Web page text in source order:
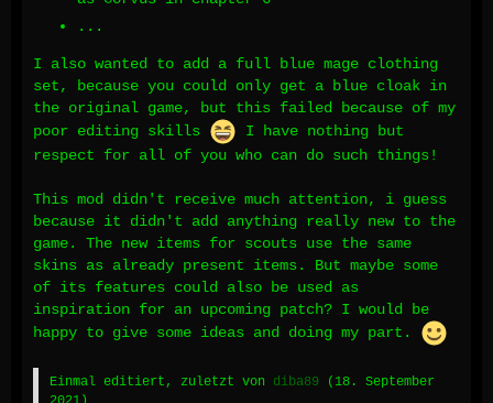
...
I also wanted to add a full blue mage clothing
set, because you could only get a blue cloak in
the original game, but this failed because of my
poor editing skills
I have nothing but
respect for all of you who can do such things!
This mod didn't receive much attention, i guess
because it didn't add anything really new to the
game. The new items for scouts use the same
skins as already present items. But maybe some
of its features could also be used as
inspiration for an upcoming patch? I would be
happy to give some ideas and doing my part.
Einmal editiert, zuletzt von diba89 ( 18. September